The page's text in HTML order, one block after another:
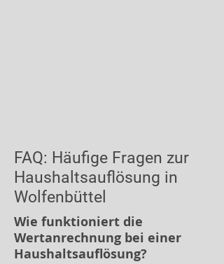
FAQ: Häufige Fragen zur
Haushaltsauflösung in
Wolfenbüttel
Wie funktioniert die
Wertanrechnung bei einer
Haushaltsauflösung?